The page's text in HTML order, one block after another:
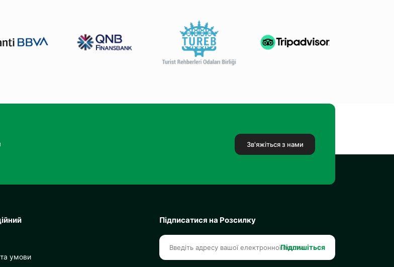
Зв'яжіться з нами
умови
Підписатися на Розсилку
Підпишіться